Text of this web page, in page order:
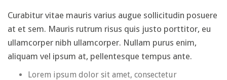
Curabitur vitae mauris varius augue sollicitudin posuere
at et sem. Mauris rutrum risus quis justo porttitor, eu
ullamcorper nibh ullamcorper. Nullam purus enim,
aliquam vel ipsum at, pellentesque tempus ante.
Lorem ipsum dolor sit amet, consectetur